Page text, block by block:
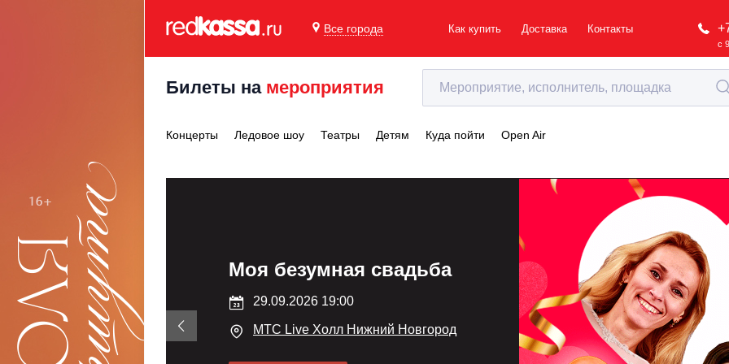
Все города Как купить Доставка Контакты
с
Билеты на мероприятия
Концерты Ледовое шоу Театры Детям Куда пойти Open Air
Моя безумная свадьба
29.09.2026 19:00
МТС Live Холл Нижний Новгород